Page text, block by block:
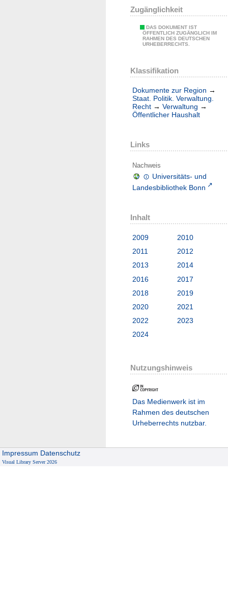
Zugänglichkeit
DAS DOKUMENT IST
ÖFFENTLICH ZUGÄNGLICH IM
RAHMEN DES DEUTSCHEN
URHEBERRECHTS.
Klassifikation
Dokumente zur Region →
Staat. Politik. Verwaltung.
Recht → Verwaltung →
Öffentlicher Haushalt
Links
Nachweis
Universitäts- und
Landesbibliothek Bonn
Inhalt
2009
2010
2011
2012
2013
2014
2016
2017
2018
2019
2020
2021
2022
2023
2024
Nutzungshinweis
Das Medienwerk ist im
Rahmen des deutschen
Urheberrechts nutzbar.
Impressum Datenschutz
Visual Library Server 2026